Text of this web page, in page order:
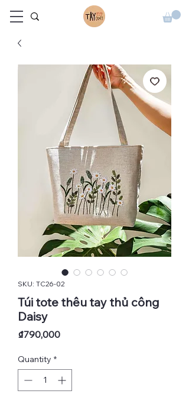
SKU: TC26-02
Túi tote thêu tay thủ công
Daisy
₫790,000Price
Quantity *